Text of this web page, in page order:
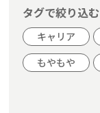
タグで絞り込む
キャリア
もやもや